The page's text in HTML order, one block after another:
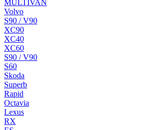
MULTIVAN
Volvo
S90 / V90
XC90
XC40
XC60
S90 / V90
S60
Skoda
Superb
Rapid
Octavia
Lexus
RX